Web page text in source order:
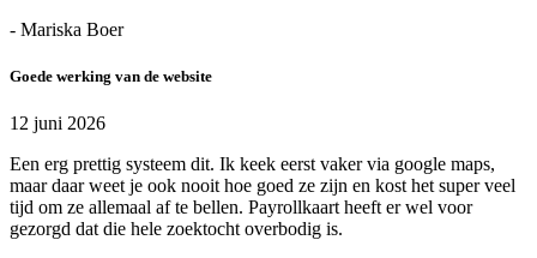
- Mariska Boer
Goede werking van de website
12 juni 2026
Een erg prettig systeem dit. Ik keek eerst vaker via google maps,
maar daar weet je ook nooit hoe goed ze zijn en kost het super veel
tijd om ze allemaal af te bellen. Payrollkaart heeft er wel voor
gezorgd dat die hele zoektocht overbodig is.